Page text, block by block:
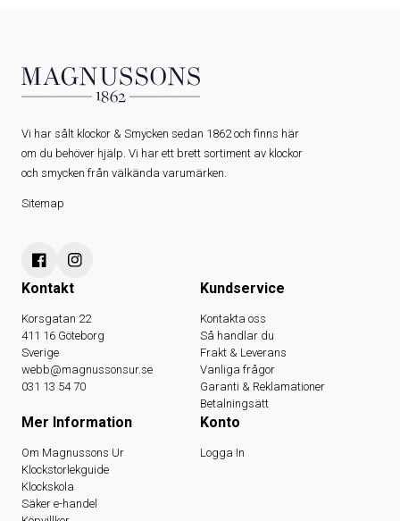
Vi har sålt klockor & Smycken sedan 1862 och finns här
om du behöver hjälp. Vi har ett brett sortiment av klockor
och smycken från välkända varumärken.
Sitemap
Kontakt
Korsgatan 22
411 16 Göteborg
Sverige
webb@magnussonsur.se
031 13 54 70
Kundservice
Kontakta oss
Så handlar du
Frakt & Leverans
Vanliga frågor
Garanti & Reklamationer
Betalningsätt
Mer Information
Om Magnussons Ur
Klockstorlekguide
Klockskola
Säker e-handel
Konto
Logga In